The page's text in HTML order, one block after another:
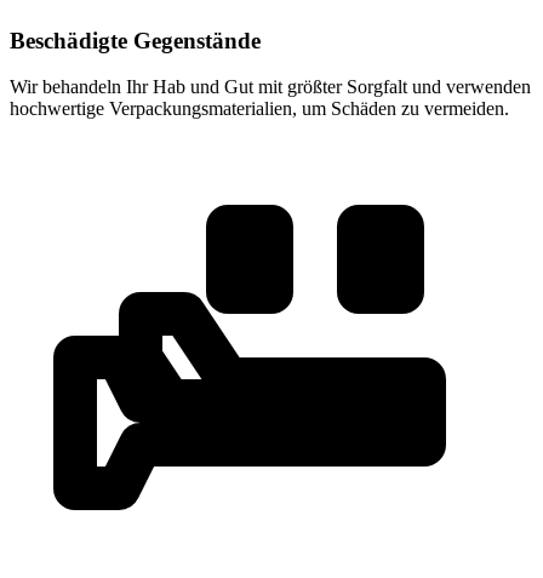
Beschädigte Gegenstände
Wir behandeln Ihr Hab und Gut mit größter Sorgfalt und verwenden
hochwertige Verpackungsmaterialien, um Schäden zu vermeiden.